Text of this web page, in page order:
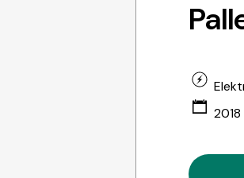
2018